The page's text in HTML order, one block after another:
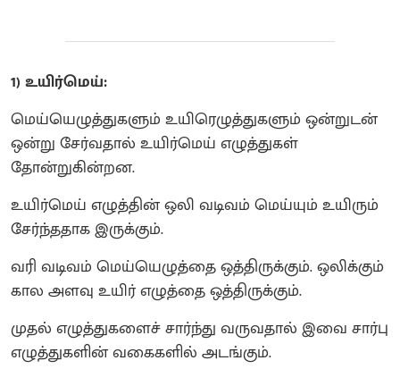
1) உயிர்மெய்:
மெய்யெழுத்துகளும் உயிரெழுத்துகளும் ஒன்றுடன்
ஒன்று சேர்வதால் உயிர்மெய் எழுத்துகள்
தோன்றுகின்றன.
உயிர்மெய் எழுத்தின் ஒலி வடிவம் மெய்யும் உயிரும்
சேர்ந்ததாக இருக்கும்.
வரி வடிவம் மெய்யெழுத்தை ஒத்திருக்கும். ஒலிக்கும்
கால அளவு உயிர் எழுத்தை ஒத்திருக்கும்.
முதல் எழுத்துகளைச் சார்ந்து வருவதால் இவை சார்பு
எழுத்துகளின் வகைகளில் அடங்கும்.